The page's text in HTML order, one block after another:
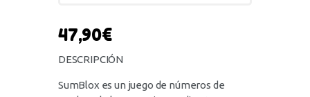
47,90€
DESCRIPCIÓN
SumBlox es un juego de números de